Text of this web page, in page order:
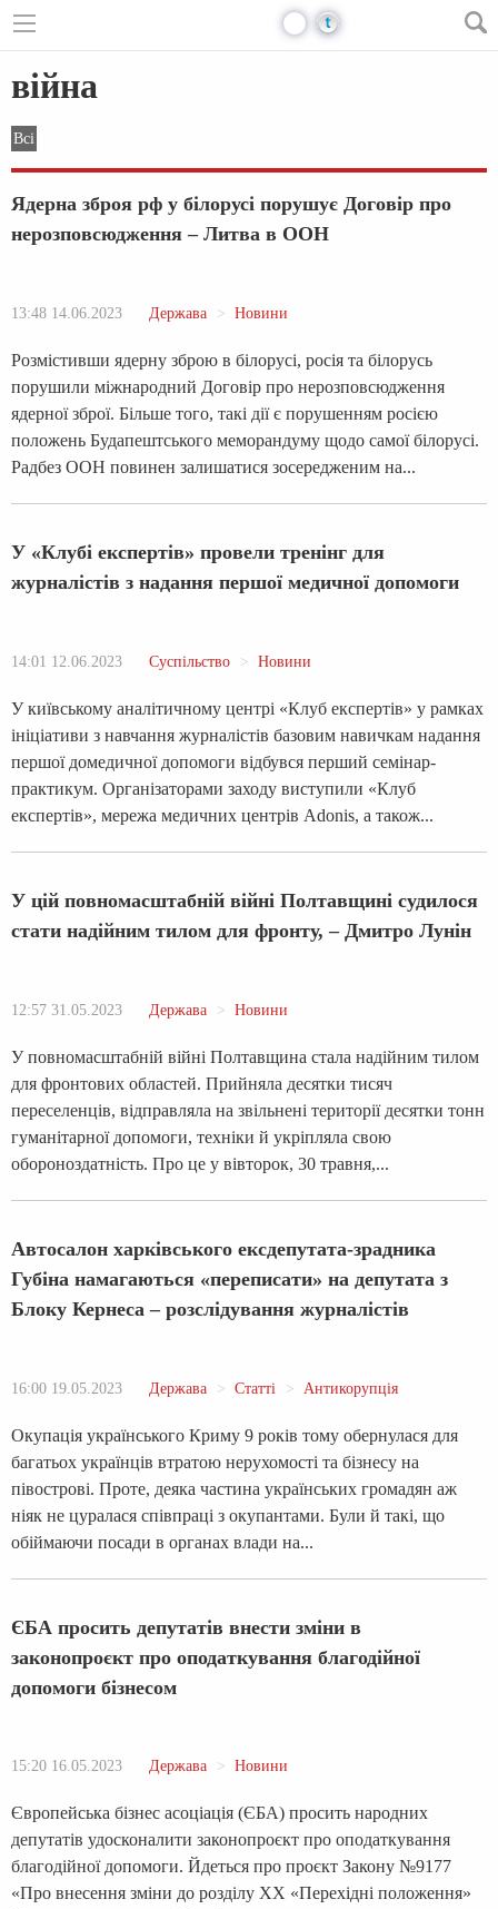
Перейти к основному содержанию
війна
Всі
Ядерна зброя рф у білорусі порушує Договір про
нерозповсюдження – Литва в ООН
13:48 14.06.2023 Держава Новини
Розмістивши ядерну зброю в білорусі, росія та білорусь
порушили міжнародний Договір про нерозповсюдження
ядерної зброї. Більше того, такі дії є порушенням росією
положень Будапештського меморандуму щодо самої білорусі.
Радбез ООН повинен залишатися зосередженим на...
У «Клубі експертів» провели тренінг для
журналістів з надання першої медичної допомоги
14:01 12.06.2023 Суспільство Новини
У київському аналітичному центрі «Клуб експертів» у рамках
ініціативи з навчання журналістів базовим навичкам надання
першої домедичної допомоги відбувся перший семінар-
практикум. Організаторами заходу виступили «Клуб
експертів», мережа медичних центрів Adonis, а також...
У цій повномасштабній війні Полтавщині судилося
стати надійним тилом для фронту, – Дмитро Лунін
12:57 31.05.2023 Держава Новини
У повномасштабній війні Полтавщина стала надійним тилом
для фронтових областей. Прийняла десятки тисяч
переселенців, відправляла на звільнені території десятки тонн
гуманітарної допомоги, техніки й укріпляла свою
обороноздатність. Про це у вівторок, 30 травня,...
Автосалон харківського ексдепутата-зрадника
Губіна намагаються «переписати» на депутата з
Блоку Кернеса – розслідування журналістів
16:00 19.05.2023 Держава Статті Антикорупція
Окупація українського Криму 9 років тому обернулася для
багатьох українців втратою нерухомості та бізнесу на
півострові. Проте, деяка частина українських громадян аж
ніяк не цуралася співпраці з окупантами. Були й такі, що
обіймаючи посади в органах влади на...
ЄБА просить депутатів внести зміни в
законопроєкт про оподаткування благодійної
допомоги бізнесом
15:20 16.05.2023 Держава Новини
Європейська бізнес асоціація (ЄБА) просить народних
депутатів удосконалити законопроєкт про оподаткування
благодійної допомоги. Йдеться про проєкт Закону №9177
«Про внесення зміни до розділу XX «Перехідні положення»